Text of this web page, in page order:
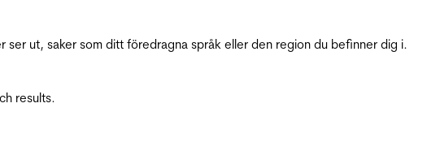
ut, saker som ditt föredragna språk eller den region du befinner dig i.
results.